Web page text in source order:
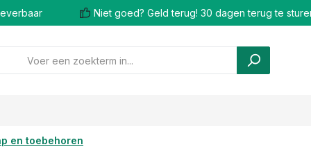
Niet goed? Geld terug! 30 dagen terug te
en toebehoren